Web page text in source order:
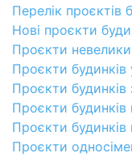
Перелік проєктів
Нові проєкти
Проєкти
Проєкти будинків
Проєкти
Проєкти будинків
Проєкти будинків
Проєкти